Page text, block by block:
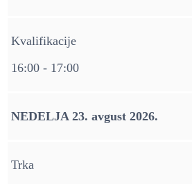
Kvalifikacije
16:00 - 17:00
NEDELJA 23. avgust 2026.
Trka